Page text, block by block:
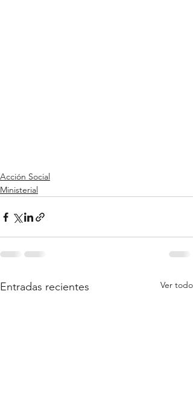
Acción Social
Ministerial
Entradas recientes Ver todo